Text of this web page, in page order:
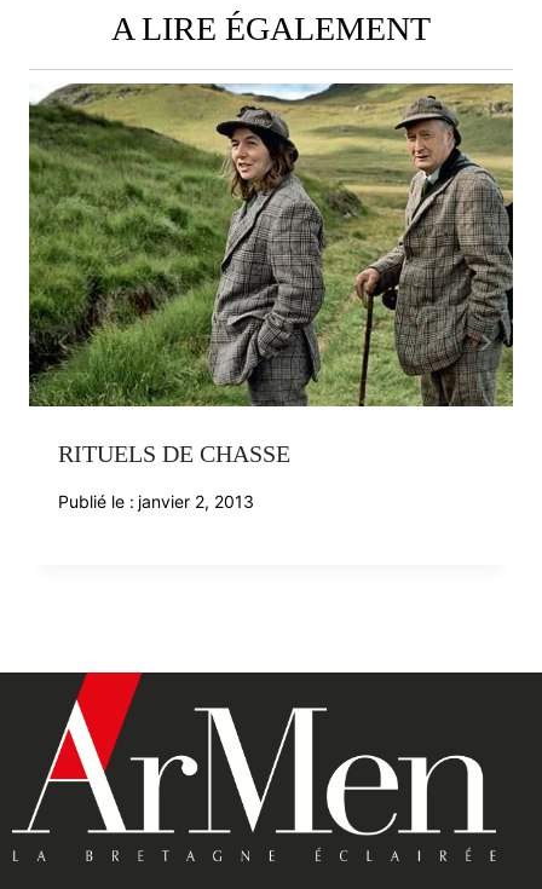
A LIRE ÉGALEMENT
RITUELS DE CHASSE
Publié le : janvier 2, 2013